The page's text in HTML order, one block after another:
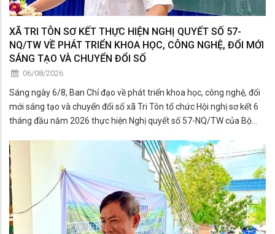
XÃ TRI TÔN SƠ KẾT THỰC HIỆN NGHỊ QUYẾT SỐ 57-
NQ/TW VỀ PHÁT TRIỂN KHOA HỌC, CÔNG NGHỆ, ĐỔI MỚI
SÁNG TẠO VÀ CHUYỂN ĐỔI SỐ
06/08/2026
Sáng ngày 6/8, Ban Chỉ đạo về phát triển khoa học, công nghệ, đổi
mới sáng tạo và chuyển đổi số xã Tri Tôn tổ chức Hội nghị sơ kết 6
tháng đầu năm 2026 thực hiện Nghị quyết số 57-NQ/TW của Bộ
chuyển đổi số